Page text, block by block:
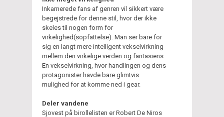
Inkarnerede fans af genren vil sikkert være
begejstrede for denne stil, hvor der ikke
skeles til nogen form for
virkelighed(sopfattelse). Man ser bare for
sig en langt mere intelligent vekselvirkning
mellem den virkelige verden og fantasiens.
En vekselvirkning, hvor handlingen og dens
protagonister havde bare glimtvis
mulighed for at komme ned i gear.
Deler vandene
Sjovest på birollelisten er Robert De Niros